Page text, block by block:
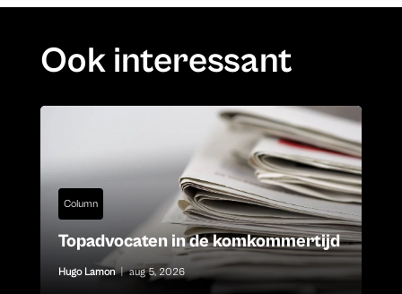
Ook interessant
Column
Topadvocaten in de komkommertijd
Hugo Lamon | aug 5, 2026